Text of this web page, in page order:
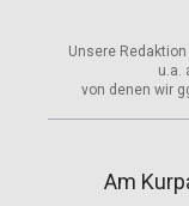
Unsere
u.a.
von denen wir
Am